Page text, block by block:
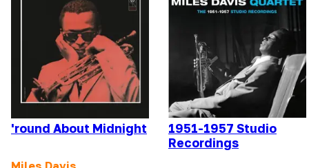
'round About Midnight
1951-1957 Studio
Recordings